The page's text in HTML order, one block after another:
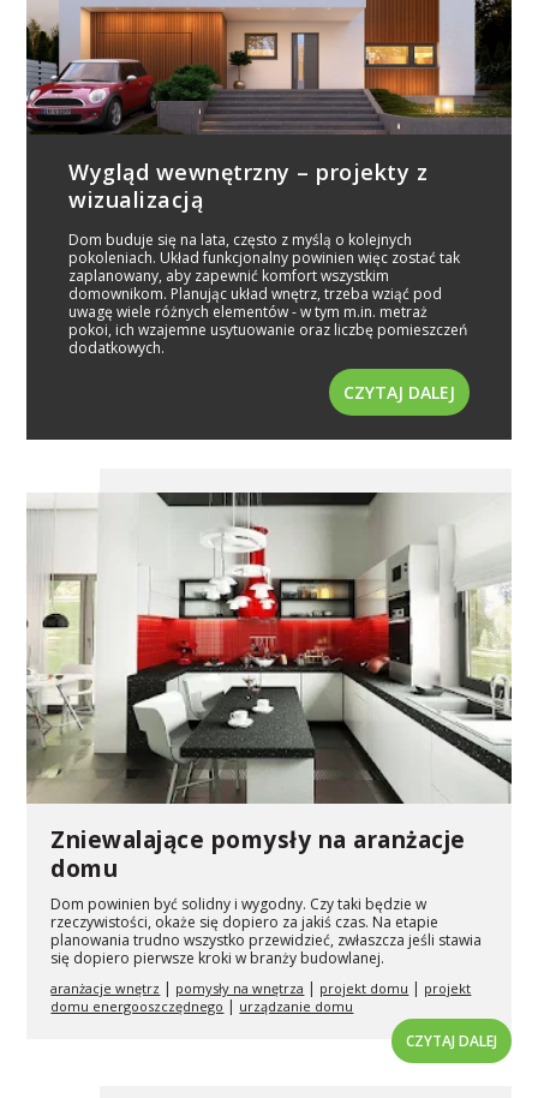
Wygląd wewnętrzny – projekty z
wizualizacją
Dom buduje się na lata, często z myślą o kolejnych
pokoleniach. Układ funkcjonalny powinien więc zostać tak
zaplanowany, aby zapewnić komfort wszystkim
domownikom. Planując układ wnętrz, trzeba wziąć pod
uwagę wiele różnych elementów - w tym m.in. metraż
pokoi, ich wzajemne usytuowanie oraz liczbę pomieszczeń
dodatkowych.
CZYTAJ DALEJ
Zniewalające pomysły na aranżacje
domu
Dom powinien być solidny i wygodny. Czy taki będzie w
rzeczywistości, okaże się dopiero za jakiś czas. Na etapie
planowania trudno wszystko przewidzieć, zwłaszcza jeśli stawia
się dopiero pierwsze kroki w branży budowlanej.
aranżacje wnętrz | pomysły na wnętrza | projekt domu | projekt
domu energooszczędnego | urządzanie domu
CZYTAJ DALEJ